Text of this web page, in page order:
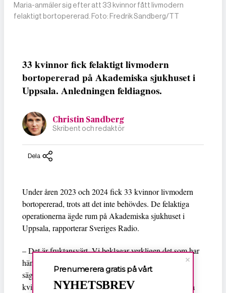
Maria-anmäler sig efter att 33 kvinnor fått livmodern
felaktigt bortopererad. Foto: Fredrik Sandberg/TT
33 kvinnor fick felaktigt livmodern
bortopererad på Akademiska sjukhuset i
Uppsala. Anledningen feldiagnos.
Christin Sandberg
Skribent och redaktör
Dela
Under åren 2023 och 2024 fick 33 kvinnor livmodern
bortopererad, trots att det inte behövdes. De felaktiga
operationerna ägde rum på Akademiska sjukhuset i
Uppsala, rapporterar Sveriges Radio.
– Det är fruktansvärt. Vi beklagar verkligen det som har
hänt och våra tankar går till de drabbade kvinnorna,
säger
Guðlaug Sverrisdottir, verksamhetschef på
kvinnosjukvården på Akademiska sjukhuset i Uppsala
Prenumerera gratis på vårt
NYHETSBREV